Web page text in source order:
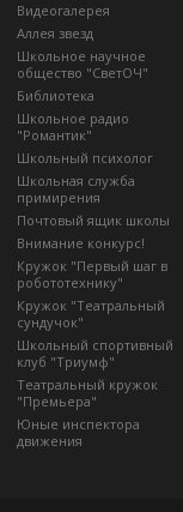
Видеогалерея
Аллея звезд
Школьное научное
общество "СветОЧ"
Библиотека
Школьное радио
"Романтик"
Школьный психолог
Школьная служба
примирения
Почтовый ящик школы
Внимание конкурс!
Кружок "Первый шаг в
робототехнику"
Кружок "Театральный
сундучок"
Школьный спортивный
клуб "Триумф"
Театральный кружок
"Премьера"
Юные инспектора
движения